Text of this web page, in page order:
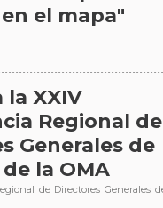
el mapa"
la XXIV
Regional de
Generales de
la OMA
de Directores Generales